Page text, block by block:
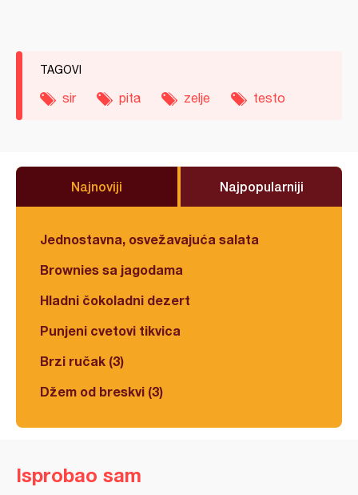
TAGOVI
sir pita zelje testo
Najnoviji Najpopularniji
Jednostavna, osvežavajuća salata
Brownies sa jagodama
Hladni čokoladni dezert
Punjeni cvetovi tikvica
Brzi ručak (3)
Džem od breskvi (3)
Isprobao sam